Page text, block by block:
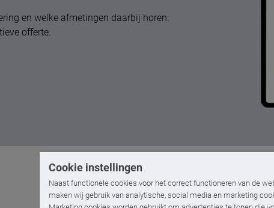
Cookie instellingen
Naast functionele cookies voor het correct functioneren van de
maken wij gebruik van analytische, social media en marketing
en welke afmetingen daarbij horen.
offerte.